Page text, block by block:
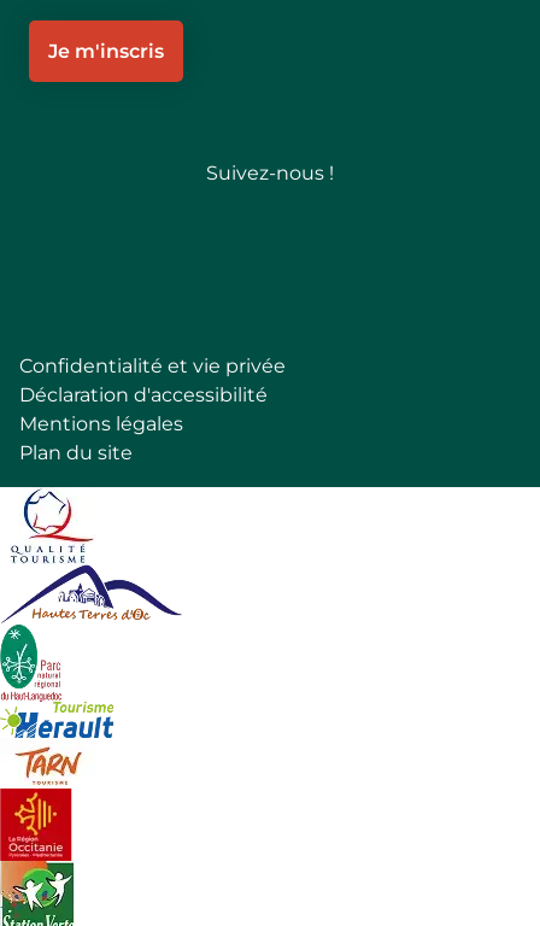
Je m'inscris
Suivez-nous !
Pied
de
page
Confidentialité et vie privée
Déclaration d'accessibilité
Mentions légales
Plan du site